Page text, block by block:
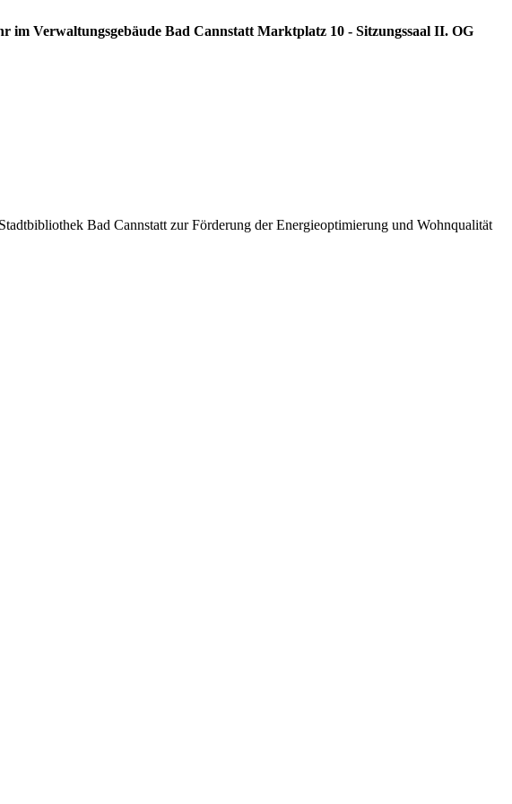
im Verwaltungsgebäude Bad Cannstatt Marktplatz 10 - Sitzungssaal II. OG
Bad Cannstatt zur Förderung der Energieoptimierung und Wohnqualität